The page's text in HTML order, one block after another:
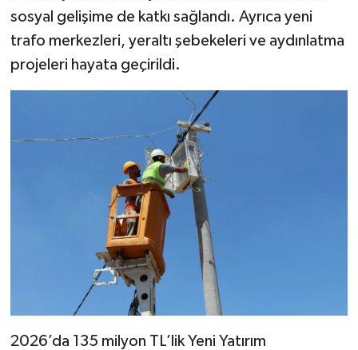
sosyal gelişime de katkı sağlandı. Ayrıca yeni
trafo merkezleri, yeraltı şebekeleri ve aydınlatma
projeleri hayata geçirildi.
2026’da 135 milyon TL’lik Yeni Yatırım